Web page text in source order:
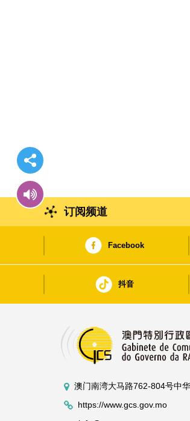
订阅频道
Facebook
抖音
澳门南湾大马路762-804号中
https://www.gcs.gov.mo